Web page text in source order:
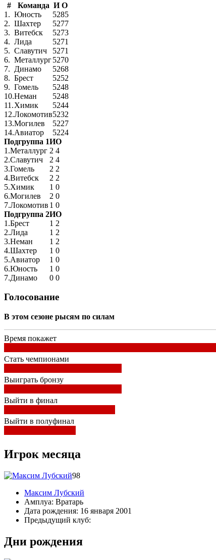
#
Команда И О
1. Юность 5285
2. Шахтер 5277
3. Витебск 5273
4. Лида 5271
5. Славутич 5271
6. Металлург5270
7. Динамо 5268
8. Брест 5252
9. Гомель 5248
10.Неман 5248
11.Химик 5244
12.Локомотив5232
13.Могилев 5227
14.Авиатор 5224
Подгруппа 1ИО
1.Металлург 2 4
2.Славутич 2 4
3.Гомель 2 2
4.Витебск 2 2
5.Химик 1 0
6.Могилев 2 0
7.Локомотив 1 0
Подгруппа 2ИО
1.Брест 1 2
2.Лида 1 2
3.Неман 1 2
4.Шахтер 1 0
5.Авиатор 1 0
6.Юность 1 0
7.Динамо 0 0
Голосование
В этом сезоне рысям по силам
Время покажет
Стать чемпионами
Выиграть бронзу
Выйти в финал
Выйти в полуфинал
Игрок месяца
98
Максим Лубский
Амплуа: Вратарь
Дата рождения: 16 января 2001
Предыдущий клуб:
Дни рождения